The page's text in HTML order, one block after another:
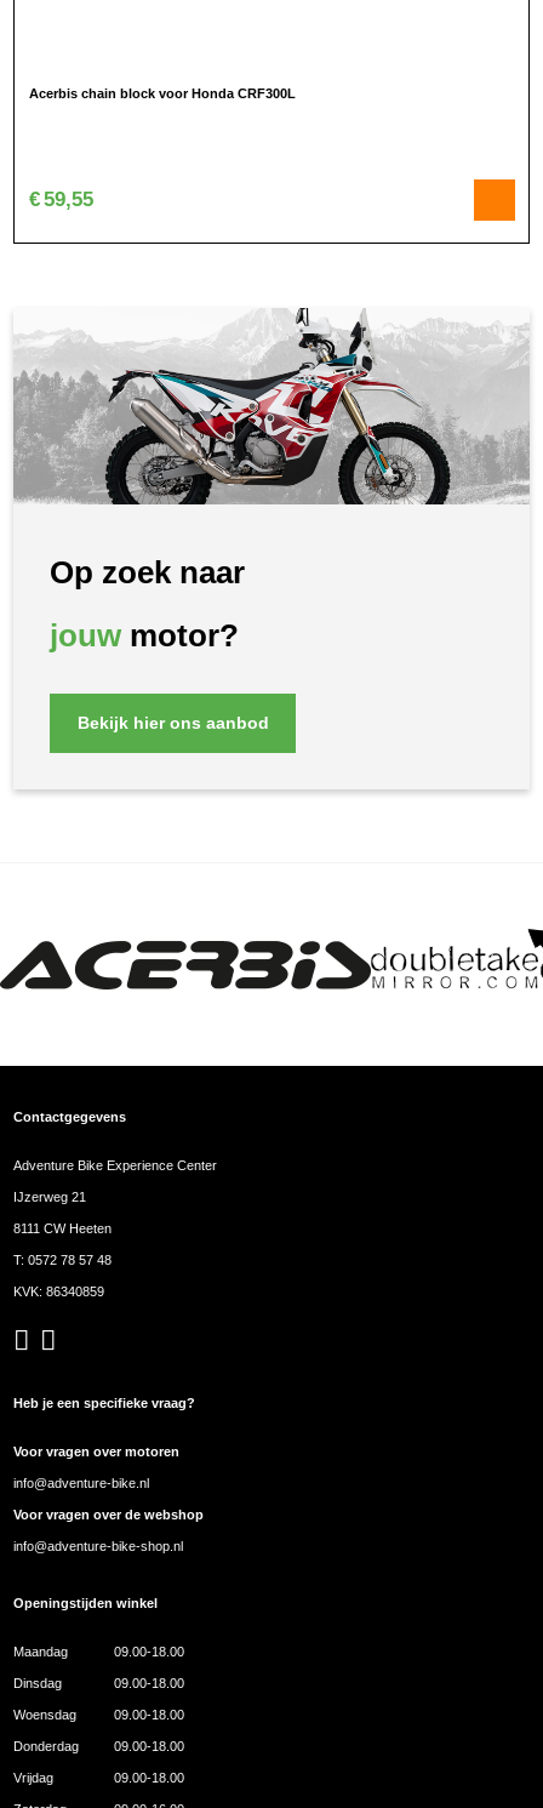
Acerbis chain block voor Honda CRF300L
€59,55
Op zoek naar
jouwmotor?
Bekijk hier ons aanbod
Contactgegevens
Adventure Bike Experience Center
IJzerweg 21
8111 CW Heeten
T:0572 78 57 48
KVK: 86340859
Heb je een specifieke vraag?
Voor vragen over motoren
info@adventure-bike.nl
Voor vragen over de webshop
info@adventure-bike-shop.nl
Openingstijden winkel
Maandag 09.00-18.00
Dinsdag 09.00-18.00
Woensdag 09.00-18.00
Donderdag 09.00-18.00
Vrijdag 09.00-18.00